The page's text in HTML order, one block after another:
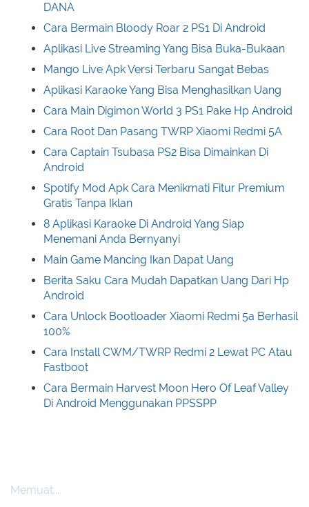
DANA
Cara Bermain Bloody Roar 2 PS1 Di Android
Aplikasi Live Streaming Yang Bisa Buka-Bukaan
Mango Live Apk Versi Terbaru Sangat Bebas
Aplikasi Karaoke Yang Bisa Menghasilkan Uang
Cara Main Digimon World 3 PS1 Pake Hp Android
Cara Root Dan Pasang TWRP Xiaomi Redmi 5A
Cara Captain Tsubasa PS2 Bisa Dimainkan Di
Android
Spotify Mod Apk Cara Menikmati Fitur Premium
Gratis Tanpa Iklan
8 Aplikasi Karaoke Di Android Yang Siap
Menemani Anda Bernyanyi
Main Game Mancing Ikan Dapat Uang
Berita Saku Cara Mudah Dapatkan Uang Dari Hp
Android
Cara Unlock Bootloader Xiaomi Redmi 5a Berhasil
100%
Cara Install CWM/TWRP Redmi 2 Lewat PC Atau
Fastboot
Cara Bermain Harvest Moon Hero Of Leaf Valley
Di Android Menggunakan PPSSPP
Memuat...